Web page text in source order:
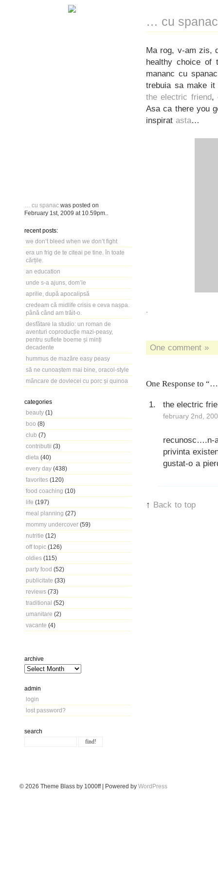
… cu spanac was posted on
February 1st, 2009 at 10.59pm
recent posts:
we don’t bleed when we don’t fight
era un frig de te citeai pe tine. în toate
cărțile.
an education
unde s-a ajuns, dom’le
aprilie, după apocalipsă
credeam că midlife crisis e ceva nașpa.
până când am trăit-o.
desfătare la studio: un roman de
aventuri coproducție mazi-peasy,
pentru suflete boeme și minți
decadente
hummus de mazăre easy peasy
să ne cunoaștem mai bine, oracol-style
mâncare de dovlecei cu porc și quinoa
categories
beauty (1)
boo (8)
club (7)
contributii (3)
dieta (40)
every day (438)
favorites (120)
food coaching (10)
life (197)
meal planning (27)
mommy undercover (59)
nutritie (12)
off topic (126)
oldies (115)
party food (52)
publicitate (33)
reviews (73)
traditional (52)
umanitare (2)
vacante (4)
archive
admin
login
lost password?
search
… cu spanac
Ma rog, v-am zis,
healthy choice of
mananc cu
trebuia sa make
the electric friend,
Asa ca there you
inspirat asta…
.
One comment »
One Response to
the electric
february 2nd,
recunosc….n-
privinta
gustat-o a
↑ Back to top
© 2026 Theme Blass by 1000ff | Powered by WordPress